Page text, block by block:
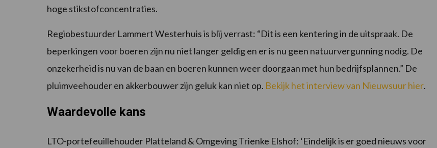
hoge stikstofconcentraties.
Regiobestuurder Lammert Westerhuis is blij verrast: “Dit is een kentering in de uitspraak. De
beperkingen voor boeren zijn nu niet langer geldig en er is nu geen natuurvergunning nodig. De
onzekerheid is nu van de baan en boeren kunnen weer doorgaan met hun bedrijfsplannen.” De
pluimveehouder en akkerbouwer zijn geluk kan niet op. Bekijk het interview van Nieuwsuur hier.
Waardevolle kans
LTO-portefeuillehouder Platteland & Omgeving Trienke Elshof: ‘Eindelijk is er goed nieuws voor